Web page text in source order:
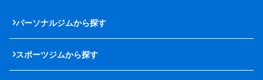
パーソナルジムから探す
スポーツジムから探す